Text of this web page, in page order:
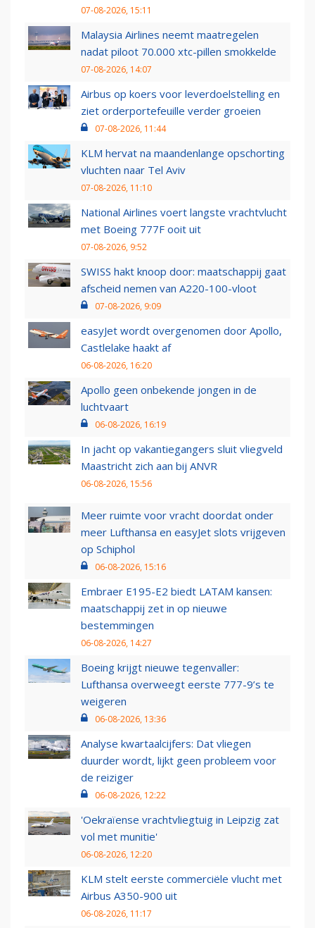
07-08-2026, 15:11
Malaysia Airlines neemt maatregelen
nadat piloot 70.000 xtc-pillen smokkelde
07-08-2026, 14:07
Airbus op koers voor leverdoelstelling en
ziet orderportefeuille verder groeien
07-08-2026, 11:44
KLM hervat na maandenlange opschorting
vluchten naar Tel Aviv
07-08-2026, 11:10
National Airlines voert langste vrachtvlucht
met Boeing 777F ooit uit
07-08-2026, 9:52
SWISS hakt knoop door: maatschappij gaat
afscheid nemen van A220-100-vloot
07-08-2026, 9:09
easyJet wordt overgenomen door Apollo,
Castlelake haakt af
06-08-2026, 16:20
Apollo geen onbekende jongen in de
luchtvaart
06-08-2026, 16:19
In jacht op vakantiegangers sluit vliegveld
Maastricht zich aan bij ANVR
06-08-2026, 15:56
Meer ruimte voor vracht doordat onder
meer Lufthansa en easyJet slots vrijgeven
op Schiphol
06-08-2026, 15:16
Embraer E195-E2 biedt LATAM kansen:
maatschappij zet in op nieuwe
bestemmingen
06-08-2026, 14:27
Boeing krijgt nieuwe tegenvaller:
Lufthansa overweegt eerste 777-9’s te
weigeren
06-08-2026, 13:36
Analyse kwartaalcijfers: Dat vliegen
duurder wordt, lijkt geen probleem voor
de reiziger
06-08-2026, 12:22
'Oekraïense vrachtvliegtuig in Leipzig zat
vol met munitie'
06-08-2026, 12:20
KLM stelt eerste commerciële vlucht met
Airbus A350-900 uit
06-08-2026, 11:17